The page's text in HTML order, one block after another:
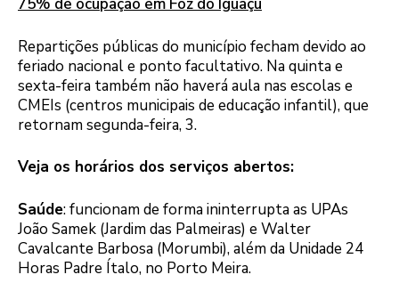
75% de ocupação em Foz do Iguaçu
Repartições públicas do município fecham devido ao
feriado nacional e ponto facultativo. Na quinta e
sexta-feira também não haverá aula nas escolas e
CMEIs (centros municipais de educação infantil), que
retornam segunda-feira, 3.
Veja os horários dos serviços abertos:
Saúde: funcionam de forma ininterrupta as UPAs
João Samek (Jardim das Palmeiras) e Walter
Cavalcante Barbosa (Morumbi), além da Unidade 24
Horas Padre Ítalo, no Porto Meira.